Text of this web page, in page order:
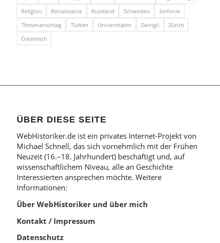
Religion
Renaissance Russland Schweden
Sinfonie
Thesenanschlag
Türken Universitäten Zwingli
Zürich
Österreich
ÜBER DIESE SEITE
WebHistoriker.de ist ein privates Internet-Projekt von
Michael Schnell, das sich vornehmlich mit der Frühen
Neuzeit (16.–18. Jahrhundert) beschäftigt und, auf
wissenschaftlichem Niveau, alle an Geschichte
Interessierten ansprechen möchte. Weitere
Informationen:
Über WebHistoriker und über mich
Kontakt / Impressum
Datenschutz